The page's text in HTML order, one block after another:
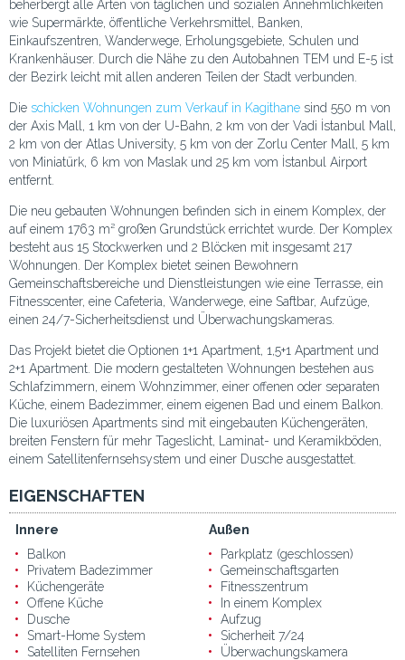
beherbergt alle Arten von täglichen und sozialen Annehmlichkeiten
wie Supermärkte, öffentliche Verkehrsmittel, Banken,
Einkaufszentren, Wanderwege, Erholungsgebiete, Schulen und
Krankenhäuser. Durch die Nähe zu den Autobahnen TEM und E-5 ist
der Bezirk leicht mit allen anderen Teilen der Stadt verbunden.
Die schicken Wohnungen zum Verkauf in Kagithane sind 550 m von
der Axis Mall, 1 km von der U-Bahn, 2 km von der Vadi İstanbul Mall,
2 km von der Atlas University, 5 km von der Zorlu Center Mall, 5 km
von Miniatürk, 6 km von Maslak und 25 km vom İstanbul Airport
entfernt.
Die neu gebauten Wohnungen befinden sich in einem Komplex, der
auf einem 1763 m² großen Grundstück errichtet wurde. Der Komplex
besteht aus 15 Stockwerken und 2 Blöcken mit insgesamt 217
Wohnungen. Der Komplex bietet seinen Bewohnern
Gemeinschaftsbereiche und Dienstleistungen wie eine Terrasse, ein
Fitnesscenter, eine Cafeteria, Wanderwege, eine Saftbar, Aufzüge,
einen 24/7-Sicherheitsdienst und Überwachungskameras.
Das Projekt bietet die Optionen 1+1 Apartment, 1,5+1 Apartment und
2+1 Apartment. Die modern gestalteten Wohnungen bestehen aus
Schlafzimmern, einem Wohnzimmer, einer offenen oder separaten
Küche, einem Badezimmer, einem eigenen Bad und einem Balkon.
Die luxuriösen Apartments sind mit eingebauten Küchengeräten,
breiten Fenstern für mehr Tageslicht, Laminat- und Keramikböden,
einem Satellitenfernsehsystem und einer Dusche ausgestattet.
EIGENSCHAFTEN
Innere
Balkon
Privatem Badezimmer
Küchengeräte
Offene Küche
Dusche
Smart-Home System
Satelliten Fernsehen
Außen
Parkplatz (geschlossen)
Gemeinschaftsgarten
Fitnesszentrum
In einem Komplex
Aufzug
Sicherheit 7/24
Überwachungskamera